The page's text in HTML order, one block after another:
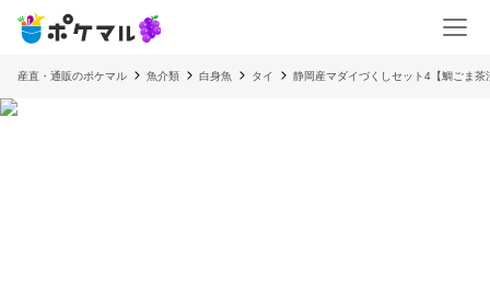
産直・通販のポケマル 魚介類 白身魚 タイ 静岡産マダイづくしセット4【鯛ごま